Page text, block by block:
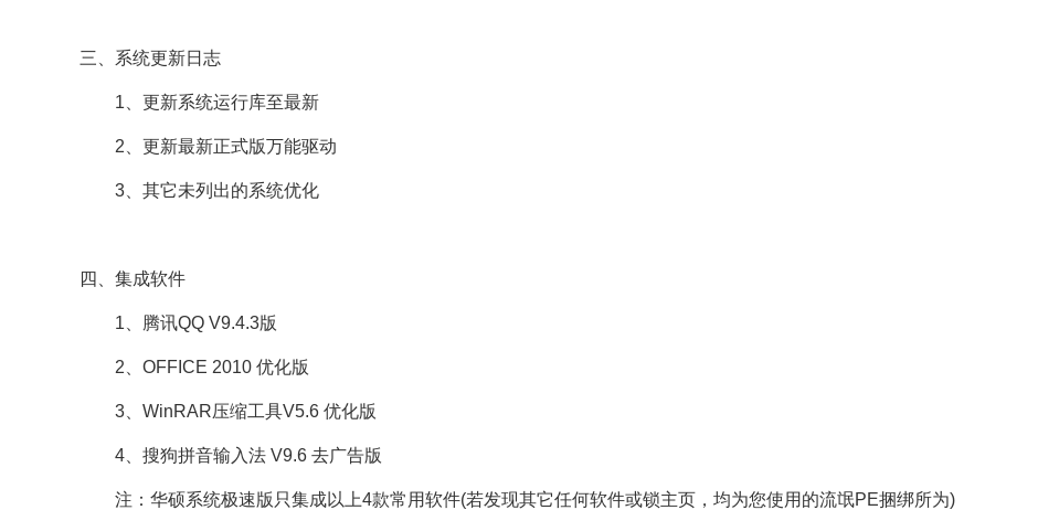
三、系统更新日志
1、更新系统运行库至最新
2、更新最新正式版万能驱动
3、其它未列出的系统优化
四、集成软件
1、腾讯QQ V9.4.3版
2、OFFICE 2010 优化版
3、WinRAR压缩工具V5.6 优化版
4、搜狗拼音输入法 V9.6 去广告版
注：华硕系统极速版只集成以上4款常用软件(若发现其它任何软件或锁主页，均为您使用的流氓PE捆绑所为)